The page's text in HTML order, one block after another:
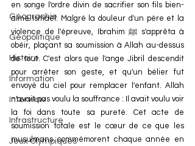
Géographie
Géopolitique
Histoire
Information
Interview
Infrastructure
Jeux Olympiques
en songe l'ordre divin de sacrifier son fils bien-
aimé Ismaël. Malgré la douleur d'un père et la
violence de l'épreuve, Ibrahim ﷺ s'apprêta à
obéir, plaçant sa soumission à Allah au-dessus
de tout. C'est alors que l'ange Jibril descendit
pour arrêter son geste, et qu'un bélier fut
envoyé du ciel pour remplacer l'enfant. Allah
n'avait pas voulu la souffrance : Il avait voulu voir
la foi dans toute sa pureté. Cet acte de
soumission totale est le cœur de ce que les
musulmans commémorent chaque année en